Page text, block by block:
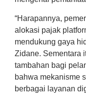
“Harapannya,
alokasi pajak
mendukung gaya
Zidane. Sementara
tambahan bagi
bahwa mekanisme
berbagai layanan